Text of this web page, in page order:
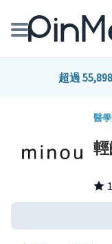
線上預約醫師、院所
健康主題館
超過
醫
1